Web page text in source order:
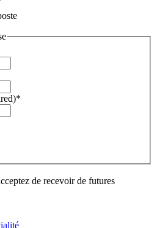
*
de recevoir de futures